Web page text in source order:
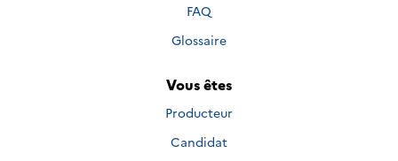
FAQ
Glossaire
Vous êtes
Producteur
Candidat